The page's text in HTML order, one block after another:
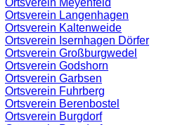
Ortsverein Langenhagen
Ortsverein Kaltenweide
Ortsverein Isernhagen Dörfer
Ortsverein Großburgwedel
Ortsverein Godshorn
Ortsverein Garbsen
Ortsverein Fuhrberg
Ortsverein Berenbostel
Ortsverein Burgdorf